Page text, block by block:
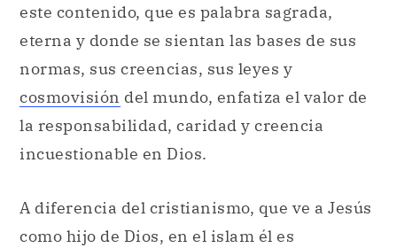
este contenido, que es palabra sagrada,
eterna y donde se sientan las bases de sus
normas, sus creencias, sus leyes y
cosmovisión del mundo, enfatiza el valor de
la responsabilidad, caridad y creencia
incuestionable en Dios.
A diferencia del cristianismo, que ve a Jesús
como hijo de Dios, en el islam él es